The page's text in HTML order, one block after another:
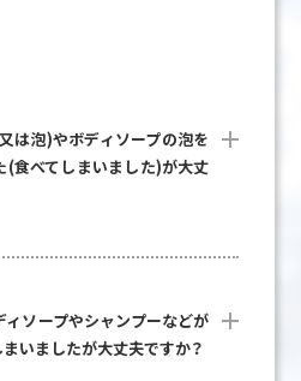
は泡)やボディソープの泡を
(食べてしまいました)が大丈
ィソープやシャンプーなどが
いましたが大丈夫ですか？